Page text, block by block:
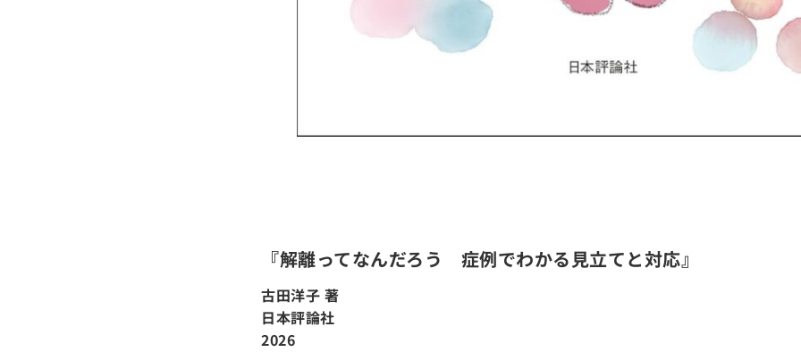
『解離ってなんだろう 症例でわかる見立てと対応』
古田洋子 著
日本評論社
2026